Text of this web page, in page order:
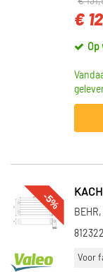
€
Op
-5%
812322
Voor